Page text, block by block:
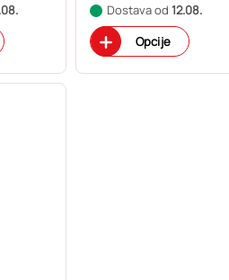
Dostava od 12.08.
Opcije